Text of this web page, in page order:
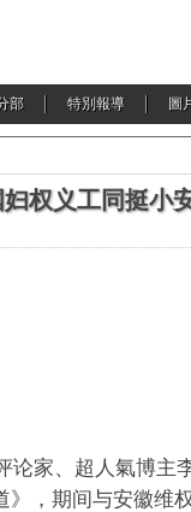
部 特別報導 圖
权义工同挺小
论家、超人氣博主
，期间与安徽维